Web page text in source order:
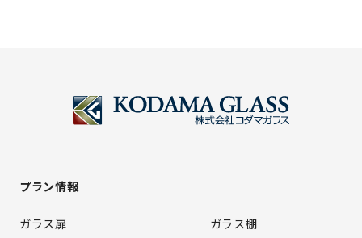
プラン情報
ガラス扉 ガラス棚